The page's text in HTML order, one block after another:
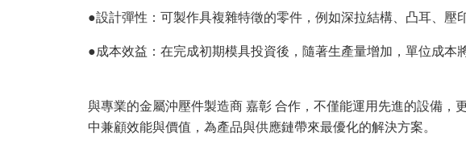
●設計彈性：可製作具複雜特徵的零件，例如深拉結構、凸耳、壓
●成本效益：在完成初期模具投資後，隨著生產量增加，單位成本
與專業的金屬沖壓件製造商 嘉彰 合作，不僅能運用先進的設備，
中兼顧效能與價值，為產品與供應鏈帶來最優化的解決方案。